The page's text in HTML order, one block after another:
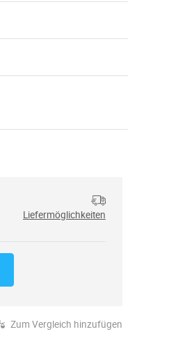
Liefermöglichkeiten
Zum Vergleich hinzufügen